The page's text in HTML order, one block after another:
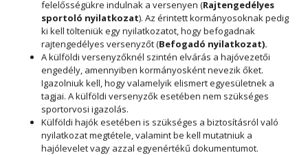
felelősségükre indulnak a versenyen (Rajtengedélyes
sportoló nyilatkozat). Az érintett kormányosoknak pedig
ki kell tölteniük egy nyilatkozatot, hogy befogadnak
rajtengedélyes versenyzőt (Befogadó nyilatkozat).
A külföldi versenyzőknél szintén elvárás a hajóvezetői
engedély, amennyiben kormányosként nevezik őket.
Igazolniuk kell, hogy valamelyik elismert egyesületnek a
tagjai. A külföldi versenyzők esetében nem szükséges
sportorvosi igazolás.
Külföldi hajók esetében is szükséges a biztosításról való
nyilatkozat megtétele, valamint be kell mutatniuk a
hajólevelet vagy azzal egyenértékű dokumentumot.